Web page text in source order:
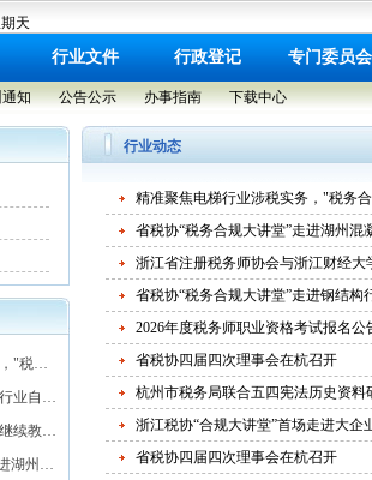
天
行业文件 行政登记 专门委员会
知 公告公示 办事指南 下载中心
​精准聚焦电梯行业涉税实务，"税务合规大讲堂"走进湖州市电梯行业协会
关于开展2026年全省税务师行业自律检查工作的通知
关于举办2026年执业税务师继续教育网络培训班的通知
省税协“税务合规大讲堂”走进湖州混凝土行业
行业动态
精准聚焦电梯行业涉税实务，"税务
省税协“税务合规大讲堂”走进湖州混
浙江省注册税务师协会与浙江财经
省税协“税务合规大讲堂”走进钢结
2026年度税务师职业资格考试报名公
省税协四届四次理事会在杭召开
杭州市税务局联合五四宪法历史资料
浙江税协“合规大讲堂”首场走进大企
省税协四届四次理事会在杭召开